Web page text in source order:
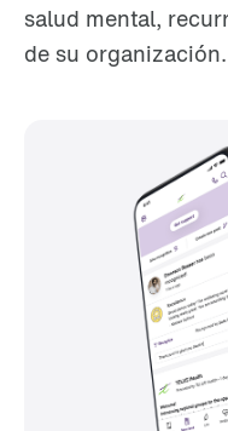
salud mental,
de su organización.